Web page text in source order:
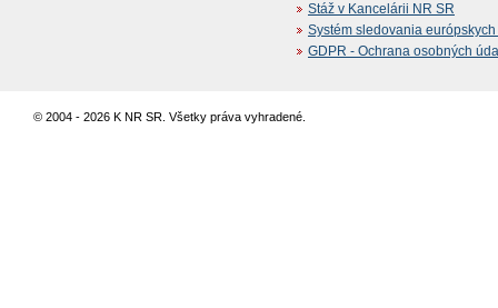
Stáž v Kancelárii NR SR
Systém sledovania
GDPR - Ochrana osobných
© 2004 - 2026 K NR SR. Všetky práva vyhradené.